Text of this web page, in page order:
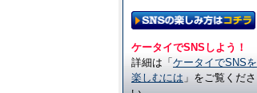
ケータイでSNSしよう！
詳細は「 ケータイでSNSを
楽しむには 」をご覧くださ